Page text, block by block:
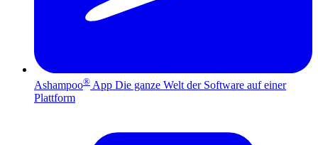
Ashampoo® App Die ganze Welt der Software auf einer
Plattform